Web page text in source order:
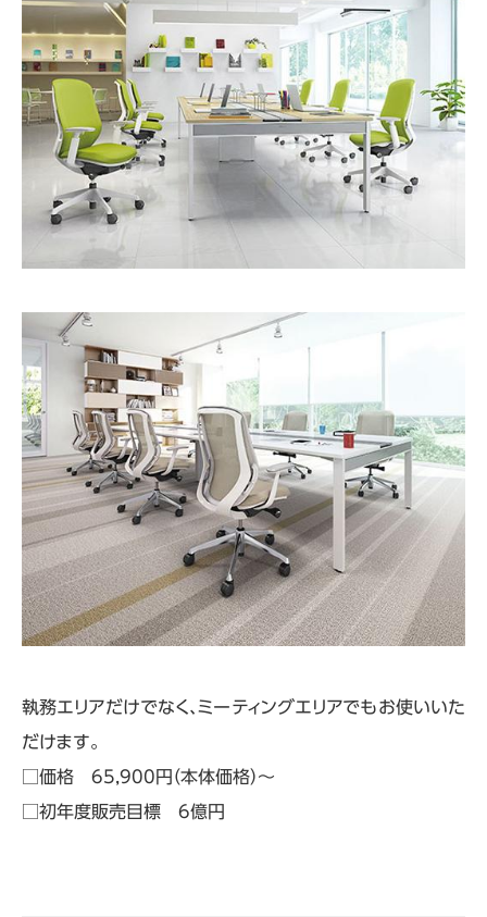
執務エリアだけでなく、ミーティングエリアでもお使いいた
だけます。
□価格 65,900円（本体価格）～
□初年度販売目標 6億円